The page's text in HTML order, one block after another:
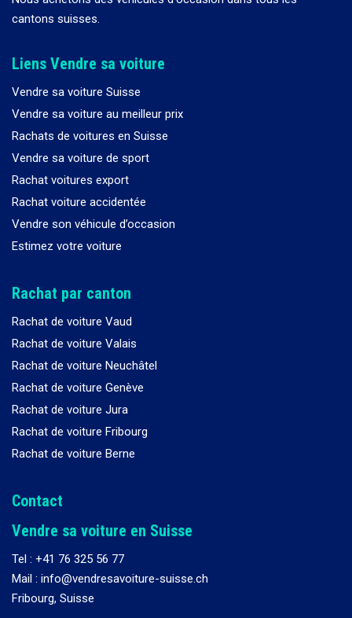
cantons suisses.
Liens Vendre sa voiture
Vendre sa voiture Suisse
Vendre sa voiture au meilleur prix
Rachats de voitures en Suisse
Vendre sa voiture de sport
Rachat voitures export
Rachat voiture accidentée
Vendre son véhicule d’occasion
Estimez votre voiture
Rachat par canton
Rachat de voiture Vaud
Rachat de voiture Valais
Rachat de voiture Neuchâtel
Rachat de voiture Genève
Rachat de voiture Jura
Rachat de voiture Fribourg
Rachat de voiture Berne
Contact
Vendre sa voiture en Suisse
Tel : +41 76 325 56 77
Mail : info@vendresavoiture-suisse.ch
Fribourg, Suisse